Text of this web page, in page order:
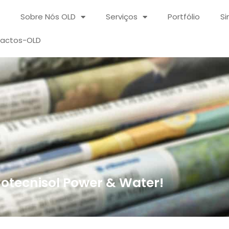
Sobre Nós OLD Serviços Portfólio
OLD
Power & Water!